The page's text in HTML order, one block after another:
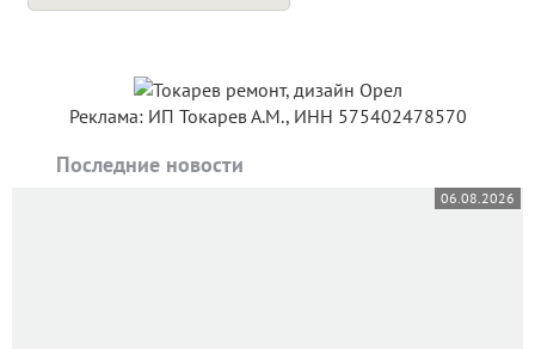
Реклама: ИП Токарев А.М., ИНН 575402478570
Последние новости
06.08.2026